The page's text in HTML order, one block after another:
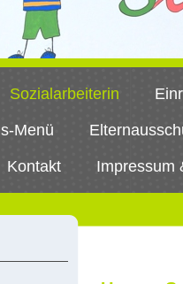
Sozialarbeiterin
Menü
Kontakt Impressum